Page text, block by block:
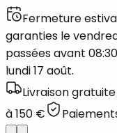
Fermeture
garanties le
passées avant
lundi 17 août.
Livraison
à 150 €